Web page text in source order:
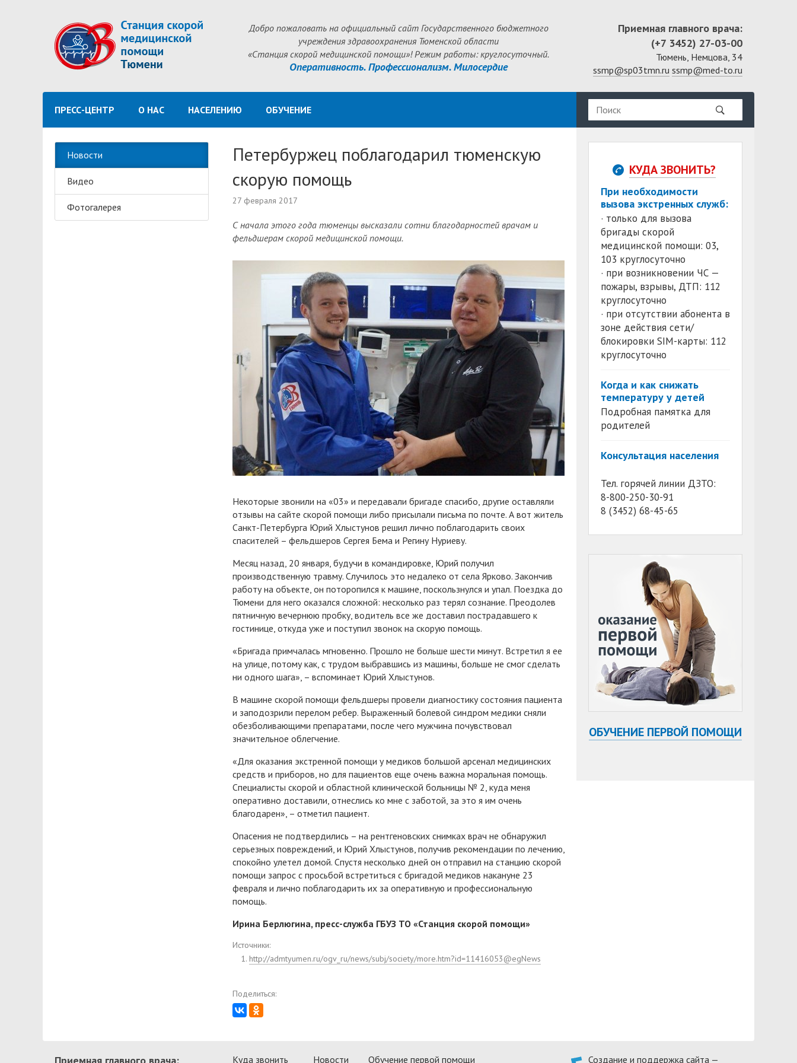
Добро пожаловать на официальный сайт Государственного бюджетного
учреждения здравоохранения Тюменской области
«Станция скорой медицинской помощи»! Режим работы: круглосуточный.
Оперативность. Профессионализм. Милосердие
Приемная главного врача:
(+7 3452) 27-03-00
Тюмень, Немцова, 34
ssmp@sp03tmn.ru ssmp@med-to.ru
ПРЕСС-ЦЕНТР О НАС НАСЕЛЕНИЮ ОБУЧЕНИЕ
Новости
Видео
Фотогалерея
Петербуржец поблагодарил тюменскую
скорую помощь
27 февраля 2017
С начала этого года тюменцы высказали сотни благодарностей врачам и
фельдшерам скорой медицинской помощи.
Некоторые звонили на «03» и передавали бригаде спасибо, другие оставляли
отзывы на сайте скорой помощи либо присылали письма по почте. А вот житель
Санкт-Петербурга Юрий Хлыстунов решил лично поблагодарить своих
спасителей – фельдшеров Сергея Бема и Регину Нуриеву.
Месяц назад, 20 января, будучи в командировке, Юрий получил
производственную травму. Случилось это недалеко от села Ярково. Закончив
работу на объекте, он поторопился к машине, поскользнулся и упал. Поездка до
Тюмени для него оказался сложной: несколько раз терял сознание. Преодолев
пятничную вечернюю пробку, водитель все же доставил пострадавшего к
гостинице, откуда уже и поступил звонок на скорую помощь.
«Бригада примчалась мгновенно. Прошло не больше шести минут. Встретил я ее
на улице, потому как, с трудом выбравшись из машины, больше не смог сделать
ни одного шага», – вспоминает Юрий Хлыстунов.
В машине скорой помощи фельдшеры провели диагностику состояния пациента
и заподозрили перелом ребер. Выраженный болевой синдром медики сняли
обезболивающими препаратами, после чего мужчина почувствовал
значительное облегчение.
«Для оказания экстренной помощи у медиков большой арсенал медицинских
средств и приборов, но для пациентов еще очень важна моральная помощь.
Специалисты скорой и областной клинической больницы № 2, куда меня
оперативно доставили, отнеслись ко мне с заботой, за это я им очень
благодарен», – отметил пациент.
Опасения не подтвердились – на рентгеновских снимках врач не обнаружил
серьезных повреждений, и Юрий Хлыстунов, получив рекомендации по лечению,
спокойно улетел домой. Спустя несколько дней он отправил на станцию скорой
помощи запрос с просьбой встретиться с бригадой медиков накануне 23
февраля и лично поблагодарить их за оперативную и профессиональную
помощь.
Ирина Берлюгина, пресс-служба ГБУЗ ТО «Станция скорой помощи»
Источники:
http://admtyumen.ru/ogv_ru/news/subj/society/more.htm?id=11416053@egNews
Поделиться:
КУДА ЗВОНИТЬ?
При необходимости
вызова экстренных служб:
· только для вызова
бригады скорой
медицинской помощи: 03,
103 круглосуточно
· при возникновении ЧС —
пожары, взрывы, ДТП: 112
круглосуточно
· при отсутствии абонента в
зоне действия сети/
блокировки SIM-карты: 112
круглосуточно
Когда и как снижать
температуру у детей
Подробная памятка для
родителей
Консультация населения
Тел. горячей линии ДЗТО:
8-800-250-30-91
8 (3452) 68-45-65
ОБУЧЕНИЕ ПЕРВОЙ ПОМОЩИ
Куда звонить Новости Обучение первой помощи Создание и поддержка сайта —